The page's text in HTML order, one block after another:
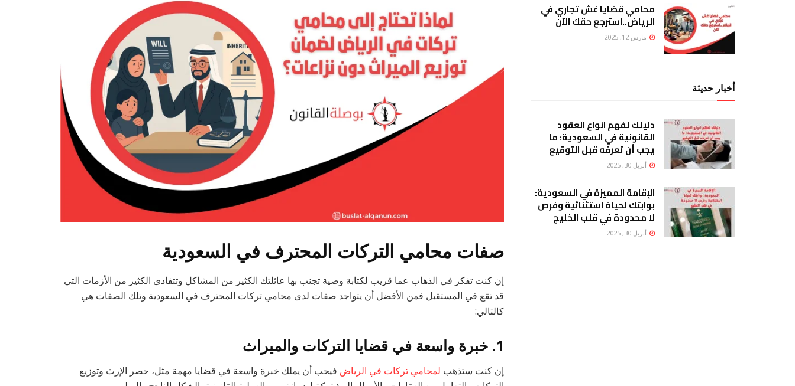
صفات محامي التركات المحترف في السعودية
إن كنت تفكر في الذهاب عما قريب لكتابة وصية تجنب بها عائلتك الكثير من المشاكل وتتفادى الكثير من الأزمات التي
قد تقع في المستقبل فمن الأفضل أن يتواجد صفات لدى محامي تركات المحترف في السعودية وتلك الصفات هي
كالتالي:
1. خبرة واسعة في قضايا التركات والميراث
إن كنت ستذهب لمحامي تركات في الرياض فيحب أن يملك خبرة واسعة في قضايا مهمة مثل، حصر الإرث وتوزيع
محامي قضايا غش تجاري في
الرياض..استرجع حقك الآن
مارس 12, 2025
أخبار حديثة
دليلك لفهم انواع العقود
القانونية في السعودية: ما
يجب أن تعرفه قبل التوقيع
أبريل 30, 2025
الإقامة المميزة في السعودية:
بوابتك لحياة استثنائية وفرص
لا محدودة في قلب الخليج
أبريل 30, 2025